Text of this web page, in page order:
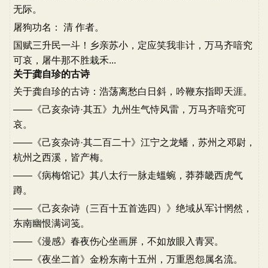
无际。
屠狗功名： 清 作者。
国赋三升民一斗！乡亲苏小，定应笑我非计，万马齐喑究
可哀，屠牛那不胜栽禾...
关于龚自珍的古诗
关于龚自珍的古诗：浩荡离愁白日斜，吟鞭东指即天涯。
——《己亥杂诗·其五》九州生气恃风雷，万马齐喑究可
哀。
——《己亥杂诗·其二百二十》江宁之龙蟠，苏州之邓尉，
杭州之西溪，皆产梅。
——《病梅馆记》其八太行一脉走蝹蜿，莽莽畿西虎气
蹲。
——《己亥杂诗（三百十五首选四）》绝域从军计惘然，
东南幽恨满词笺。
——《漫感》春夜伤心坐画屏，不如放眼入青冥。
——《夜坐二首》金粉东南十五州，万重恩怨属名流。